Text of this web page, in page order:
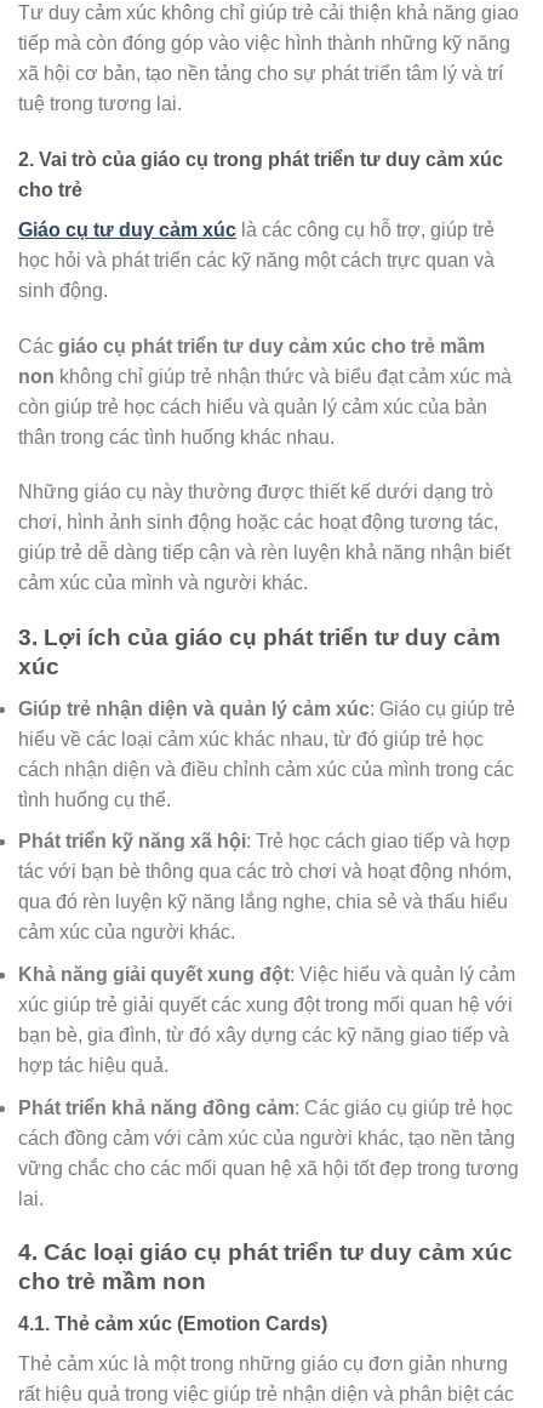
Tư duy cảm xúc không chỉ giúp trẻ cải thiện khả năng giao
tiếp mà còn đóng góp vào việc hình thành những kỹ năng
xã hội cơ bản, tạo nền tảng cho sự phát triển tâm lý và trí
tuệ trong tương lai.
2. Vai trò của giáo cụ trong phát triển tư duy cảm xúc
cho trẻ
Giáo cụ tư duy cảm xúc là các công cụ hỗ trợ, giúp trẻ
học hỏi và phát triển các kỹ năng một cách trực quan và
sinh động.
Các giáo cụ phát triển tư duy cảm xúc cho trẻ mầm
non không chỉ giúp trẻ nhận thức và biểu đạt cảm xúc mà
còn giúp trẻ học cách hiểu và quản lý cảm xúc của bản
thân trong các tình huống khác nhau.
Những giáo cụ này thường được thiết kế dưới dạng trò
chơi, hình ảnh sinh động hoặc các hoạt động tương tác,
giúp trẻ dễ dàng tiếp cận và rèn luyện khả năng nhận biết
cảm xúc của mình và người khác.
3. Lợi ích của giáo cụ phát triển tư duy cảm
xúc
Giúp trẻ nhận diện và quản lý cảm xúc: Giáo cụ giúp trẻ
hiểu về các loại cảm xúc khác nhau, từ đó giúp trẻ học
cách nhận diện và điều chỉnh cảm xúc của mình trong các
tình huống cụ thể.
Phát triển kỹ năng xã hội: Trẻ học cách giao tiếp và hợp
tác với bạn bè thông qua các trò chơi và hoạt động nhóm,
qua đó rèn luyện kỹ năng lắng nghe, chia sẻ và thấu hiểu
cảm xúc của người khác.
Khả năng giải quyết xung đột: Việc hiểu và quản lý cảm
xúc giúp trẻ giải quyết các xung đột trong mối quan hệ với
bạn bè, gia đình, từ đó xây dựng các kỹ năng giao tiếp và
hợp tác hiệu quả.
Phát triển khả năng đồng cảm: Các giáo cụ giúp trẻ học
cách đồng cảm với cảm xúc của người khác, tạo nền tảng
vững chắc cho các mối quan hệ xã hội tốt đẹp trong tương
lai.
4. Các loại giáo cụ phát triển tư duy cảm xúc
cho trẻ mầm non
4.1. Thẻ cảm xúc (Emotion Cards)
Thẻ cảm xúc là một trong những giáo cụ đơn giản nhưng
rất hiệu quả trong việc giúp trẻ nhận diện và phân biệt các